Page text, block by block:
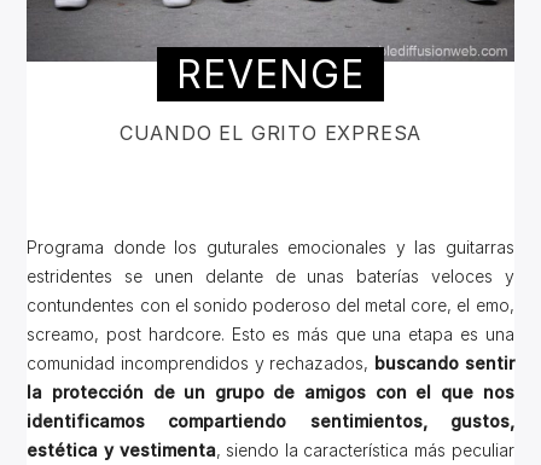
REVENGE
CUANDO EL GRITO EXPRESA
Programa donde los guturales emocionales y las guitarras
estridentes se unen delante de unas baterías veloces y
contundentes con el sonido poderoso del metal core, el emo,
screamo, post hardcore. Esto es más que una etapa es una
comunidad incomprendidos y rechazados, buscando sentir
la protección de un grupo de amigos con el que nos
identificamos compartiendo sentimientos, gustos,
estética y vestimenta, siendo la característica más peculiar